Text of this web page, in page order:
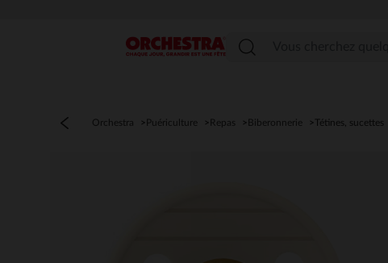
Menu
Orchestra Puériculture Repas Biberonnerie Tétines, sucettes